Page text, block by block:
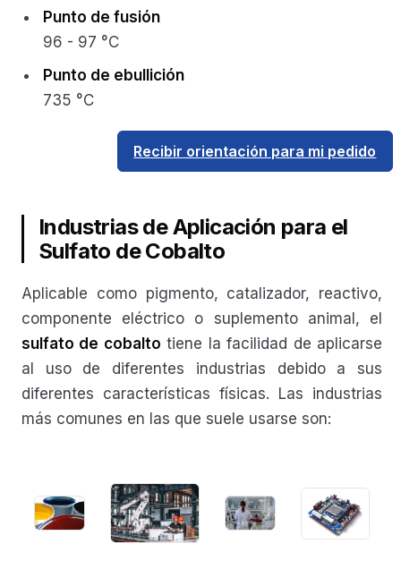
Punto de fusión
96 - 97 °C
Punto de ebullición
735 °C
Recibir orientación para mi pedido
Industrias de Aplicación para el
Sulfato de Cobalto
Aplicable como pigmento, catalizador, reactivo,
componente eléctrico o suplemento animal, el
sulfato de cobalto tiene la facilidad de aplicarse
al uso de diferentes industrias debido a sus
diferentes características físicas. Las industrias
más comunes en las que suele usarse son: